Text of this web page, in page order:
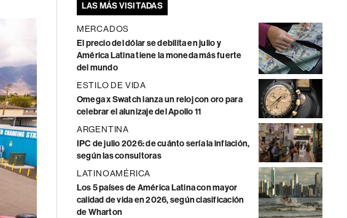
LAS MÁS VISITADAS
MERCADOS
El precio del dólar se debilita en julio y
América Latina tiene la moneda más fuerte
del mundo
ESTILO DE VIDA
Omega x Swatch lanza un reloj con oro para
celebrar el alunizaje del Apollo 11
ARGENTINA
IPC de julio 2026: de cuánto sería la inflación,
según las consultoras
LATINOAMÉRICA
Los 5 países de América Latina con mayor
calidad de vida en 2026, según clasificación
de Wharton